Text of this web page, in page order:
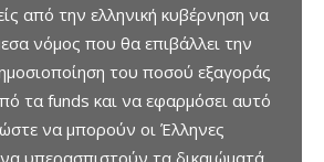
από την ελληνική κυβέρνηση να
νόμος που θα επιβάλλει την
του ποσού εξαγοράς
τα funds και να εφαρμόσει αυτό
να μπορούν οι Έλληνες
υπερασπιστούν τα δικαιώματά